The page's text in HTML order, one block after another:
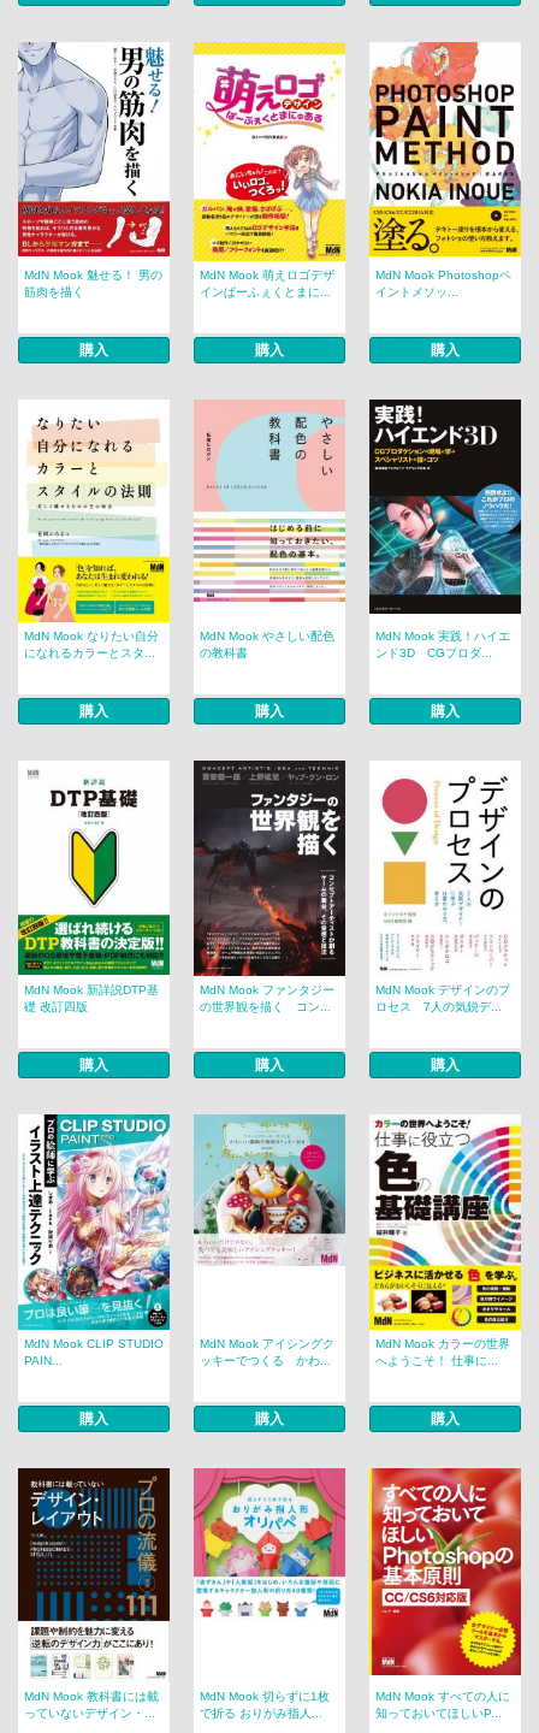
MdN Mook 魅せる！ 男の
筋肉を描く
購入
MdN Mook 萌えロゴデザ
インぱーふぇくとまに...
購入
MdN Mook Photoshopペ
イントメソッ...
購入
MdN Mook なりたい自分
になれるカラーとスタ...
購入
MdN Mook やさしい配色
の教科書
購入
MdN Mook 実践！ハイエ
ンド3D CGプロダ...
購入
MdN Mook 新詳説DTP基
礎 改訂四版
購入
MdN Mook ファンタジー
の世界観を描く コン...
購入
MdN Mook デザインのプ
ロセス 7人の気鋭デ...
購入
MdN Mook CLIP STUDIO
PAIN...
購入
MdN Mook アイシングク
ッキーでつくる かわ...
購入
MdN Mook カラーの世界
へようこそ！ 仕事に...
購入
MdN Mook 教科書には載
っていないデザイン・...
MdN Mook 切らずに1枚
で折る おりがみ指人...
MdN Mook すべての人に
知っておいてほしいP...